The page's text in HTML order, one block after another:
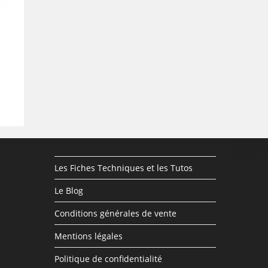
Les Fiches Techniques et les Tutos
Le Blog
Conditions générales de vente
Mentions légales
Politique de confidentialité